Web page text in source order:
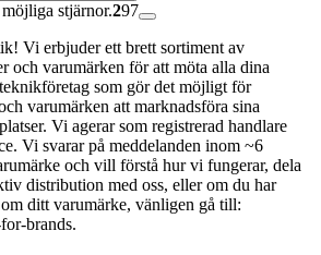
stjärnor.297
Vi erbjuder ett brett sortiment av
och varumärken för att möta alla dina
som gör det möjligt för
varumärken att marknadsföra sina
Vi agerar som registrerad handlare
Vi svarar på meddelanden inom ~6
och vill förstå hur vi fungerar, dela
distribution med oss, eller om du har
ditt varumärke, vänligen gå till:
brands.